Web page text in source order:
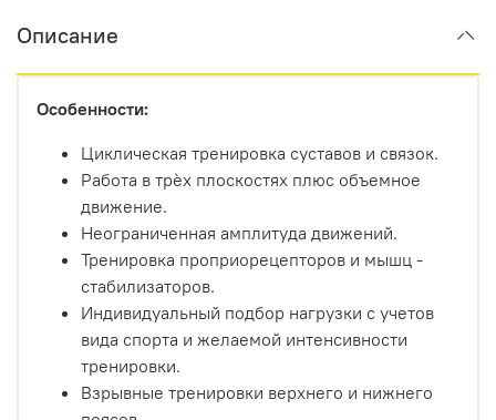
Описание
Особенности:
Циклическая тренировка суставов и связок.
Работа в трѐх плоскостях плюс объемное
движение.
Неограниченная амплитуда движений.
Тренировка проприорецепторов и мышц -
стабилизаторов.
Индивидуальный подбор нагрузки с учетов
вида спорта и желаемой интенсивности
тренировки.
Взрывные тренировки верхнего и нижнего